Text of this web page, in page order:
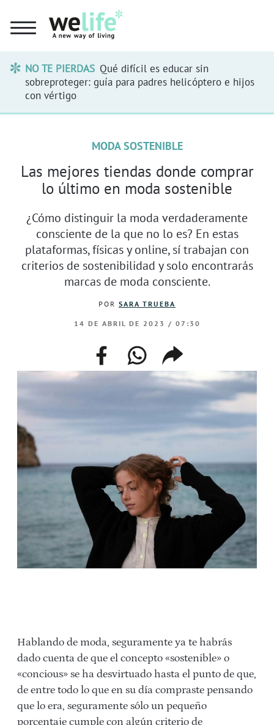
NO TE PIERDAS Qué difícil es educar sin
sobreproteger: guía para padres helicóptero e hijos
con vértigo
MODA SOSTENIBLE
Las mejores tiendas donde comprar
lo último en moda sostenible
¿Cómo distinguir la moda verdaderamente
consciente de la que no lo es? En estas
plataformas, físicas y online, sí trabajan con
criterios de sostenibilidad y solo encontrarás
marcas de moda consciente.
POR SARA TRUEBA
14 DE ABRIL DE 2023 / 07:30
facebookwhatsappcompartir
enlace
Hablando de moda, seguramente ya te habrás
dado cuenta de que el concepto «sostenible» o
«concious» se ha desvirtuado hasta el punto de que,
de entre todo lo que en su día compraste pensando
que lo era, seguramente sólo un pequeño
porcentaje cumple con algún criterio de